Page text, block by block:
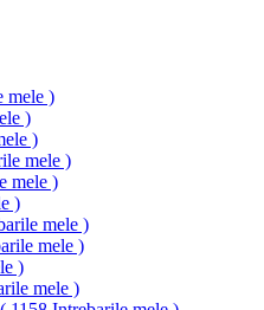
mele )
)
)
mele )
mele )
)
mele )
mele )
)
mele )